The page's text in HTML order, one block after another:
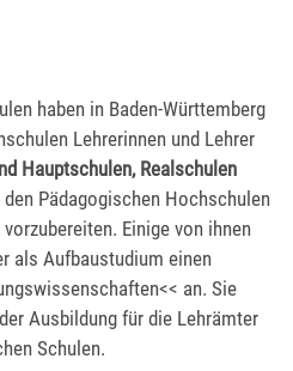
haben in Baden-Württemberg
Lehrerinnen und Lehrer
Hauptschulen, Realschulen
den Pädagogischen Hochschulen
Einige von ihnen
als Aufbaustudium einen
an. Sie
Ausbildung für die Lehrämter
Schulen.